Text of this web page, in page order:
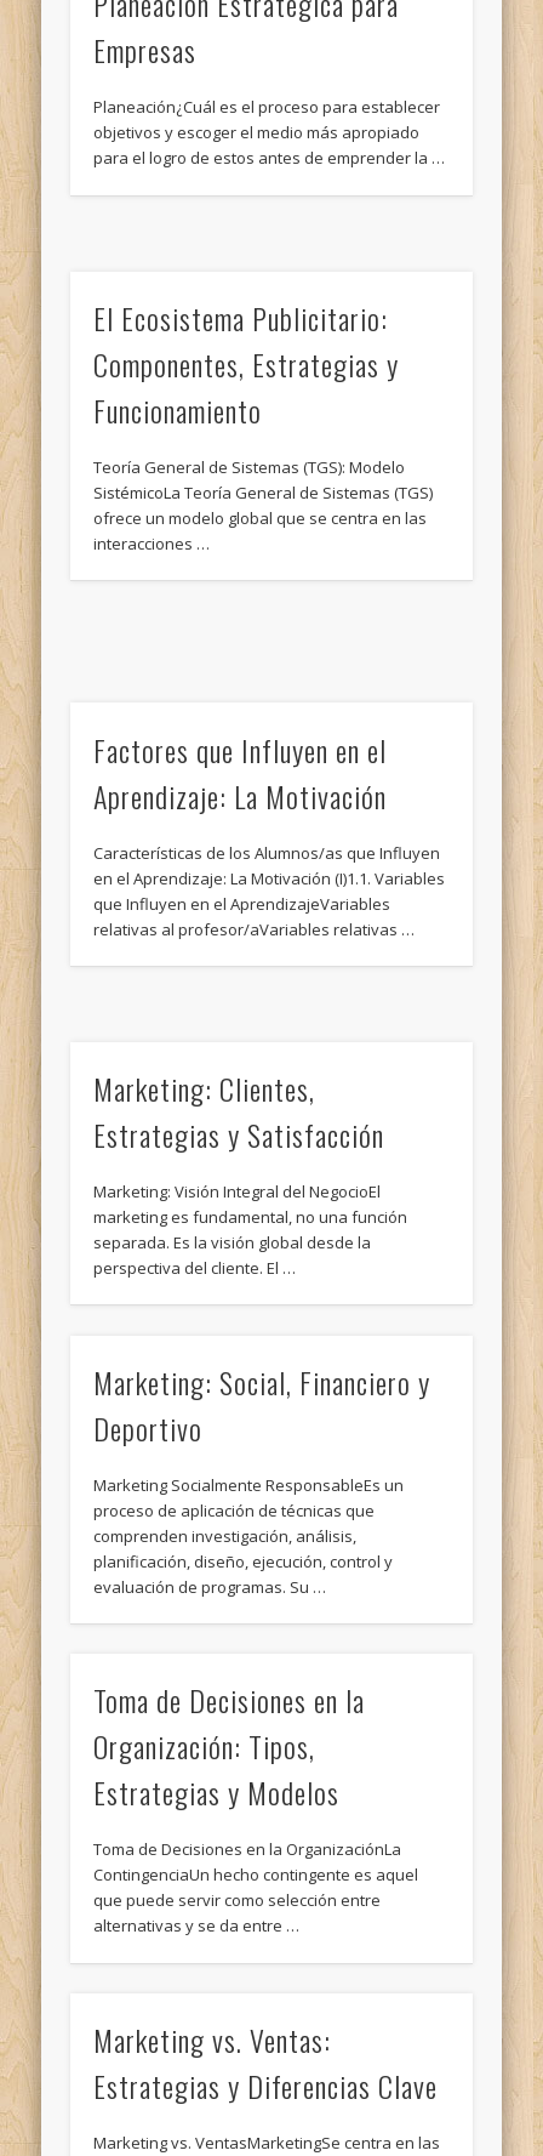
Empresas
Planeación¿Cuál es el proceso para establecer
objetivos y escoger el medio más apropiado
para el logro de estos antes de emprender la …
El Ecosistema Publicitario:
Componentes, Estrategias y
Funcionamiento
Teoría General de Sistemas (TGS): Modelo
SistémicoLa Teoría General de Sistemas (TGS)
ofrece un modelo global que se centra en las
interacciones …
Factores que Influyen en el
Aprendizaje: La Motivación
Características de los Alumnos/as que Influyen
en el Aprendizaje: La Motivación (I)1.1. Variables
que Influyen en el AprendizajeVariables
relativas al profesor/aVariables relativas …
Marketing: Clientes,
Estrategias y Satisfacción
Marketing: Visión Integral del NegocioEl
marketing es fundamental, no una función
separada. Es la visión global desde la
perspectiva del cliente. El …
Marketing: Social, Financiero y
Deportivo
Marketing Socialmente ResponsableEs un
proceso de aplicación de técnicas que
comprenden investigación, análisis,
planificación, diseño, ejecución, control y
evaluación de programas. Su …
Toma de Decisiones en la
Organización: Tipos,
Estrategias y Modelos
Toma de Decisiones en la OrganizaciónLa
ContingenciaUn hecho contingente es aquel
que puede servir como selección entre
alternativas y se da entre …
Marketing vs. Ventas:
Estrategias y Diferencias Clave
Marketing vs. VentasMarketingSe centra en las